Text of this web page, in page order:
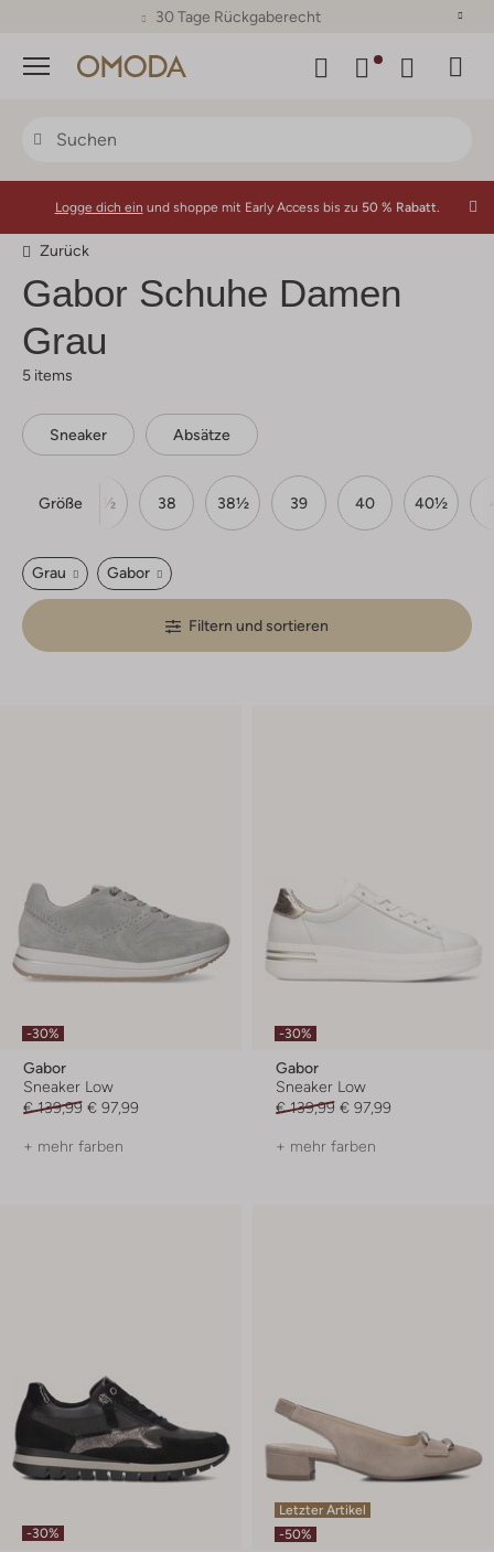
30 Tage Rückgaberecht
Menü
Logge dich ein und shoppe mit Early Access bis zu 50 % Rabatt.
Zurück
Gabor Schuhe Damen
Grau
5 items
Sneaker Absätze
Größe
37 37½ 38 38½ 39 40 40½
Grau Gabor
Filtern und sortieren
-30%
Gabor
Sneaker Low
€ 139,99 € 97,99
+ mehr farben
-30%
Gabor
Sneaker Low
€ 139,99 € 97,99
+ mehr farben
-30%
Letzter Artikel
-50%